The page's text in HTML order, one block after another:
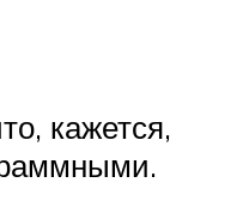
кажется,